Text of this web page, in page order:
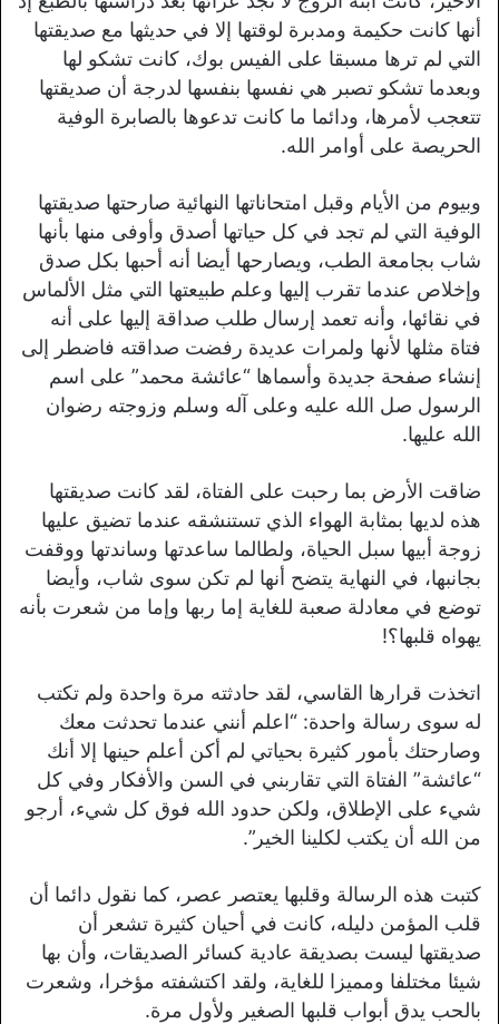
أنها كانت حكيمة ومدبرة لوقتها إلا في حديثها مع صديقتها
التي لم ترها مسبقا على الفيس بوك، كانت تشكو لها
وبعدما تشكو تصبر هي نفسها بنفسها لدرجة أن صديقتها
تتعجب لأمرها، ودائما ما كانت تدعوها بالصابرة الوفية
الحريصة على أوامر الله.
وبيوم من الأيام وقبل امتحاناتها النهائية صارحتها صديقتها
الوفية التي لم تجد في كل حياتها أصدق وأوفى منها بأنها
شاب بجامعة الطب، ويصارحها أيضا أنه أحبها بكل صدق
وإخلاص عندما تقرب إليها وعلم طبيعتها التي مثل الألماس
في نقائها، وأنه تعمد إرسال طلب صداقة إليها على أنه
فتاة مثلها لأنها ولمرات عديدة رفضت صداقته فاضطر إلى
إنشاء صفحة جديدة وأسماها “عائشة محمد” على اسم
الرسول صل الله عليه وعلى آله وسلم وزوجته رضوان
الله عليها.
ضاقت الأرض بما رحبت على الفتاة، لقد كانت صديقتها
هذه لديها بمثابة الهواء الذي تستنشقه عندما تضيق عليها
زوجة أبيها سبل الحياة، ولطالما ساعدتها وساندتها ووقفت
بجانبها، في النهاية يتضح أنها لم تكن سوى شاب، وأيضا
توضع في معادلة صعبة للغاية إما ربها وإما من شعرت بأنه
يهواه قلبها؟!
اتخذت قرارها القاسي، لقد حادثته مرة واحدة ولم تكتب
له سوى رسالة واحدة: “اعلم أنني عندما تحدثت معك
وصارحتك بأمور كثيرة بحياتي لم أكن أعلم حينها إلا أنك
“عائشة” الفتاة التي تقاربني في السن والأفكار وفي كل
شيء على الإطلاق، ولكن حدود الله فوق كل شيء، أرجو
من الله أن يكتب لكلينا الخير”.
كتبت هذه الرسالة وقلبها يعتصر عصر، كما نقول دائما أن
قلب المؤمن دليله، كانت في أحيان كثيرة تشعر أن
صديقتها ليست بصديقة عادية كسائر الصديقات، وأن بها
شيئا مختلفا ومميزا للغاية، ولقد اكتشفته مؤخرا، وشعرت
بالحب يدق أبواب قلبها الصغير ولأول مرة.